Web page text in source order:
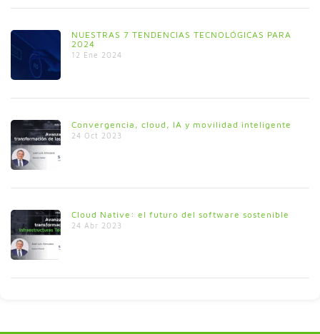
NUESTRAS 7 TENDENCIAS TECNOLÓGICAS PARA
2024
12 Ene 2024
Convergencia, cloud, IA y movilidad inteligente
24 Oct 2023
Cloud Native: el futuro del software sostenible
24 Abr 2023